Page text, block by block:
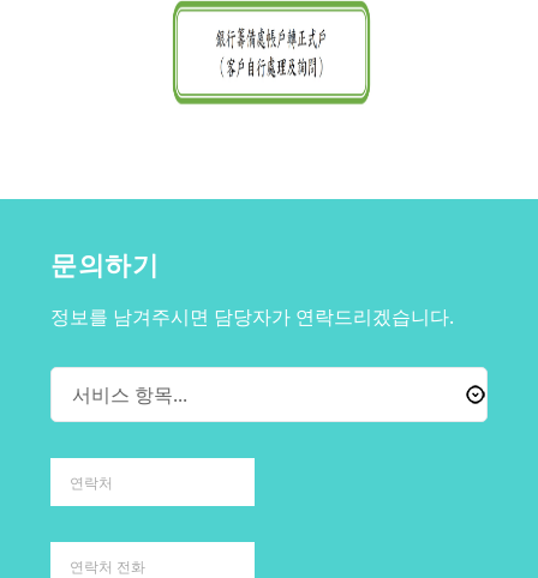
문의하기
정보를 남겨주시면 담당자가 연락드리겠습니다.